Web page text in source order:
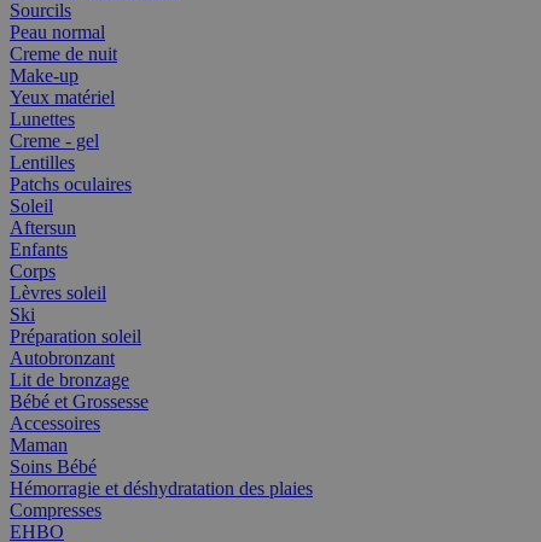
Sourcils
Peau normal
Creme de nuit
Make-up
Yeux matériel
Lunettes
Creme - gel
Lentilles
Patchs oculaires
Soleil
Aftersun
Enfants
Corps
Lèvres soleil
Ski
Préparation soleil
Autobronzant
Lit de bronzage
Bébé et Grossesse
Accessoires
Maman
Soins Bébé
Hémorragie et déshydratation des plaies
Compresses
EHBO